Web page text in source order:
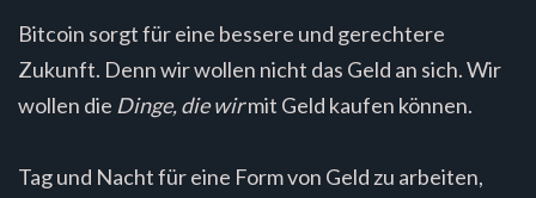
Bitcoin sorgt für eine bessere und gerechtere
Zukunft. Denn wir wollen nicht das Geld an sich. Wir
wollen die Dinge, die wirmit Geld kaufen können.
Tag und Nacht für eine Form von Geld zu arbeiten,